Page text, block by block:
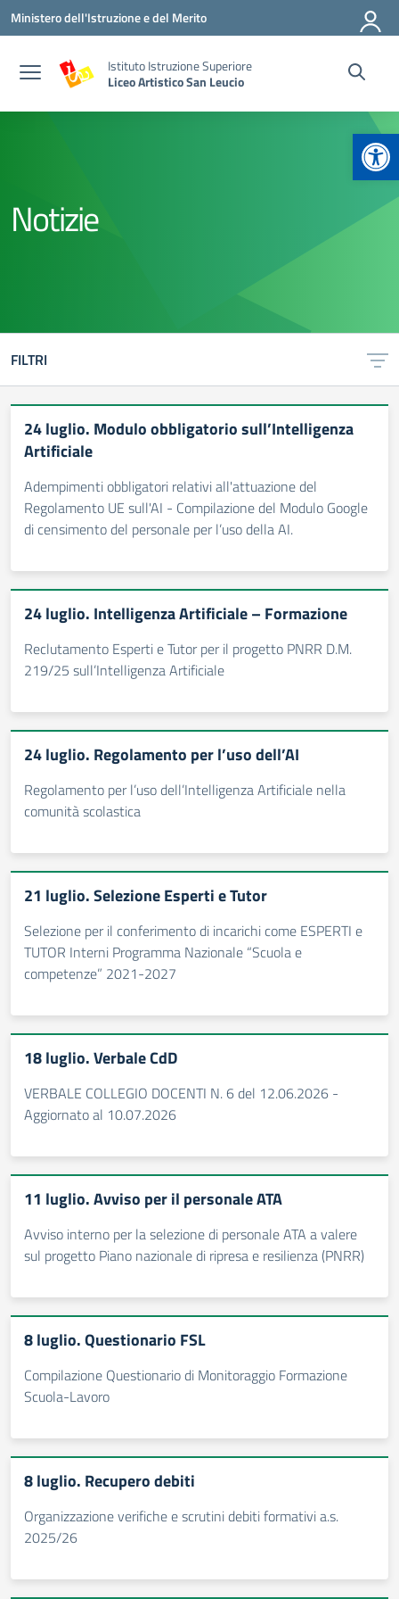
Vai ai contenuti
Vai al menu di navigazione
Vai al footer
Ministero dell'Istruzione e del Merito
Istituto Istruzione Superiore
Liceo Artistico San Leucio
Notizie
FILTRI
24 luglio. Modulo obbligatorio sull’Intelligenza
Artificiale
Adempimenti obbligatori relativi all'attuazione del
Regolamento UE sull'AI - Compilazione del Modulo Google
di censimento del personale per l’uso della AI.
24 luglio. Intelligenza Artificiale – Formazione
Reclutamento Esperti e Tutor per il progetto PNRR D.M.
219/25 sull’Intelligenza Artificiale
24 luglio. Regolamento per l’uso dell’AI
Regolamento per l’uso dell’Intelligenza Artificiale nella
comunità scolastica
21 luglio. Selezione Esperti e Tutor
Selezione per il conferimento di incarichi come ESPERTI e
TUTOR Interni Programma Nazionale “Scuola e
competenze” 2021-2027
18 luglio. Verbale CdD
VERBALE COLLEGIO DOCENTI N. 6 del 12.06.2026 -
Aggiornato al 10.07.2026
11 luglio. Avviso per il personale ATA
Avviso interno per la selezione di personale ATA a valere
sul progetto Piano nazionale di ripresa e resilienza (PNRR)
8 luglio. Questionario FSL
Compilazione Questionario di Monitoraggio Formazione
Scuola-Lavoro
8 luglio. Recupero debiti
Organizzazione verifiche e scrutini debiti formativi a.s.
2025/26